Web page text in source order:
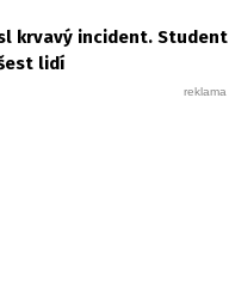
krvavý incident. Student
lidí